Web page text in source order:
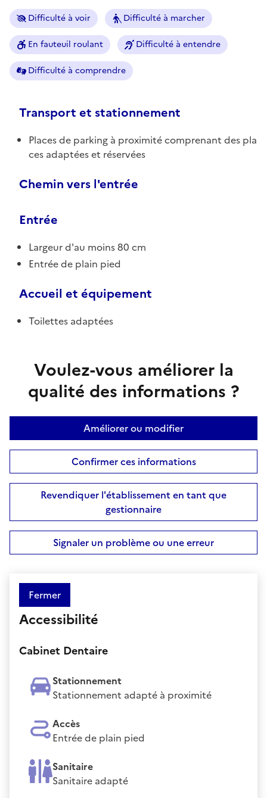
Difficulté à voir Difficulté à marcher
En fauteuil roulant Difficulté à entendre
Difficulté à comprendre
Transport et stationnement
Places de parking à proximité comprenant des pla
ces adaptées et réservées
Chemin vers l'entrée
Entrée
Largeur d'au moins 80 cm
Entrée de plain pied
Accueil et équipement
Toilettes adaptées
Voulez-vous améliorer la
qualité des informations ?
Améliorer ou modifier
Confirmer ces informations
Revendiquer l'établissement en tant que
gestionnaire
Signaler un problème ou une erreur
Fermer
Accessibilité
Cabinet Dentaire
Stationnement
Stationnement adapté à proximité
Accès
Entrée de plain pied
Sanitaire
Sanitaire adapté